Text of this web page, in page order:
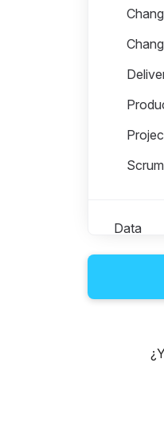
Data